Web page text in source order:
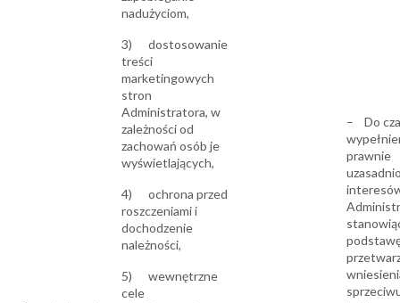
nadużyciom,
3) dostosowanie
treści
marketingowych
stron
Administratora, w
zależności od
zachowań osób je
wyświetlających,
4) ochrona przed
roszczeniami i
dochodzenie
należności,
5) wewnętrzne
cele
– Do
prawnie